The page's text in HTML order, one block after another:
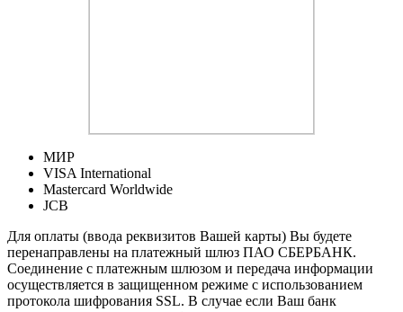
МИР
VISA International
Mastercard Worldwide
JCB
Для оплаты (ввода реквизитов Вашей карты) Вы будете
перенаправлены на платежный шлюз ПАО СБЕРБАНК.
Соединение с платежным шлюзом и передача информации
осуществляется в защищенном режиме с использованием
протокола шифрования SSL. В случае если Ваш банк